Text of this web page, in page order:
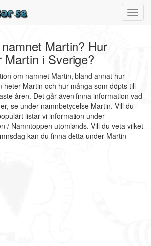
Martin? Hur
Martin i Sverige?
om namnet Martin, bland annat hur
heter Martin och hur många som döpts till
åren. Det går även finna information vad
se under namnbetydelse Martin. Vill du
listar vi information under
/ Namntoppen utomlands. Vill du veta vilket
kan du finna detta under Martin